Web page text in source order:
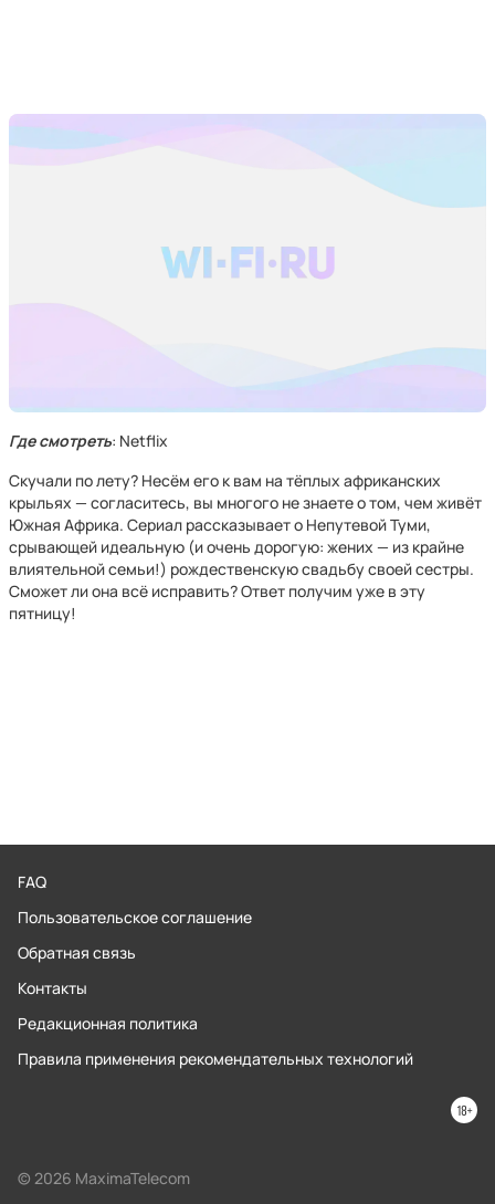
Где смотреть: Netflix
Скучали по лету? Несём его к вам на тёплых африканских
крыльях — согласитесь, вы многого не знаете о том, чем живёт
Южная Африка. Сериал рассказывает о Непутевой Туми,
срывающей идеальную (и очень дорогую: жених — из крайне
влиятельной семьи!) рождественскую свадьбу своей сестры.
Сможет ли она всё исправить? Ответ получим уже в эту
пятницу!
FAQ
Пользовательское соглашение
Обратная связь
Контакты
Редакционная политика
Правила применения рекомендательных технологий
© 2026 MaximaTelecom